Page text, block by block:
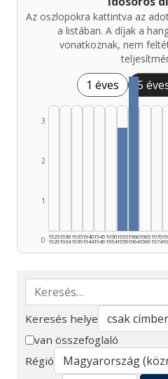
Az oszlopokra kattintva az
a listában. A díjak a
vonatkoznak, nem
1 éves 5
0
1
2
3
1925
1929
1930
1934
1935
1939
1940
1944
1945
1949
1950
1954
1955
1959
1960
1964
1965
1969
1970
1974
Keresés
Keresés helye
van összefoglaló
Régió